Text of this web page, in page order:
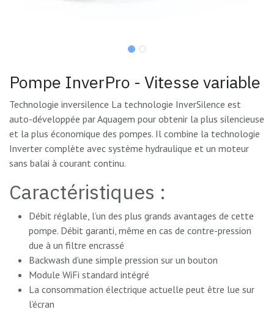
Pompe InverPro - Vitesse variable
Technologie inversilence La technologie InverSilence est
auto-développée par Aquagem pour obtenir la plus silencieuse
et la plus économique des pompes. Il combine la technologie
Inverter complète avec système hydraulique et un moteur
sans balai à courant continu.
Caractéristiques :
Débit réglable, l’un des plus grands avantages de cette
pompe. Débit garanti, même en cas de contre-pression
due à un filtre encrassé
Backwash d’une simple pression sur un bouton
Module WiFi standard intégré
La consommation électrique actuelle peut être lue sur
l’écran